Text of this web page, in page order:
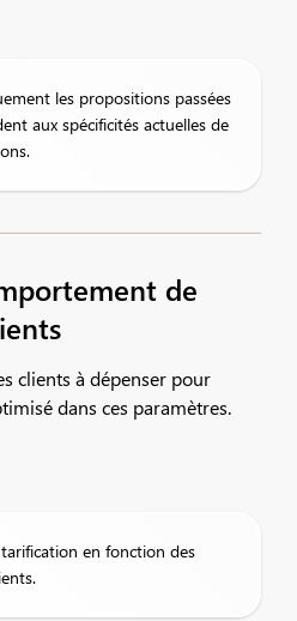
les propositions passées
aux spécificités actuelles de
de
clients à dépenser pour
dans ces paramètres.
en fonction des